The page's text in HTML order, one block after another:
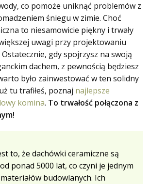
co pomoże uniknąć problemów z
śniegu w zimie. Choć
to niesamowicie piękny i trwały
uwagi przy projektowaniu
gdy spojrzysz na swoją
dachem, z pewnością będziesz
było zainwestować w ten solidny
tu trafiłeś, poznaj najlepsze
komina. To trwałość połączona z
to, że dachówki ceramiczne są
ponad 5000 lat, co czyni je jednym
budowlanych. Ich